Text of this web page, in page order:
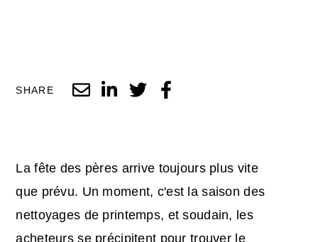
SHARE
La fête des pères arrive toujours plus vite
que prévu. Un moment, c'est la saison des
nettoyages de printemps, et soudain, les
acheteurs se précipitent pour trouver le